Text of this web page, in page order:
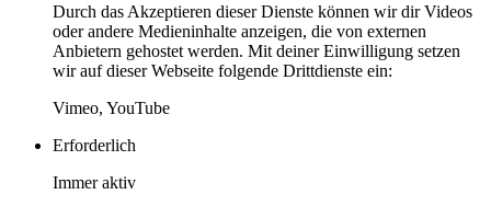
Durch das Akzeptieren dieser Dienste können wir dir Videos
oder andere Medieninhalte anzeigen, die von externen
Anbietern gehostet werden. Mit deiner Einwilligung setzen
wir auf dieser Webseite folgende Drittdienste ein:
Vimeo, YouTube
Erforderlich
Immer aktiv